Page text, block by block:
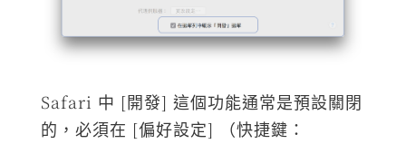
Safari 中 [開發] 這個功能通常是預設關閉
的，必須在 [偏好設定] （快捷鍵：